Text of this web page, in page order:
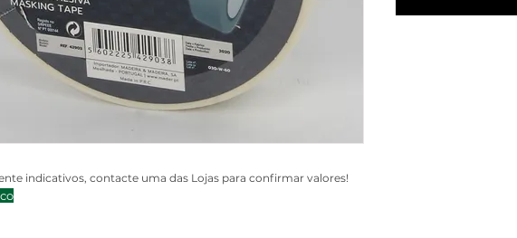
indicativos, contacte uma das Lojas para confirmar valores!